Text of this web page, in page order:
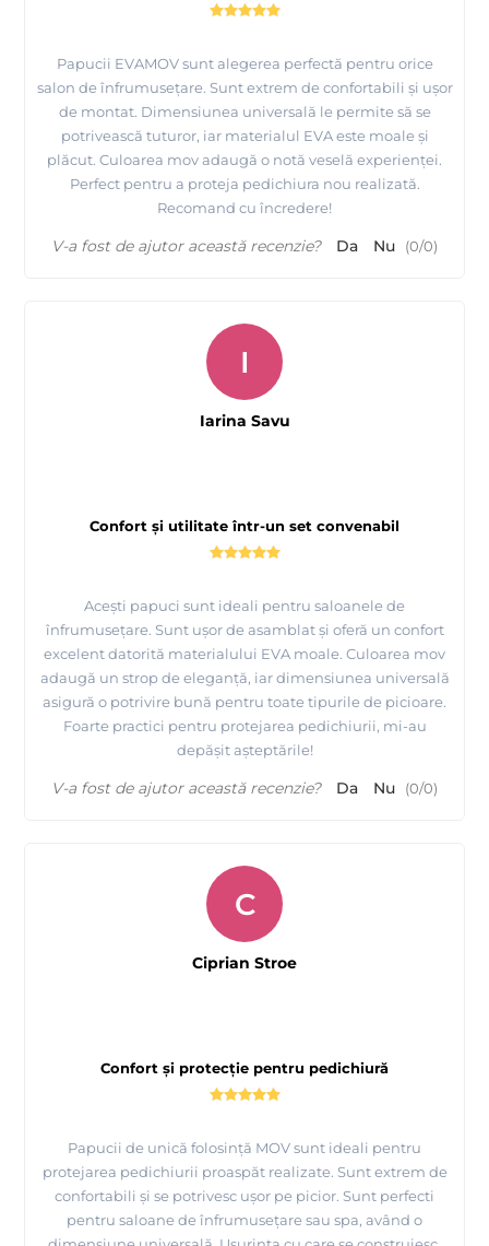
Papucii EVAMOV sunt alegerea perfectă pentru orice
salon de înfrumusețare. Sunt extrem de confortabili și ușor
de montat. Dimensiunea universală le permite să se
potrivească tuturor, iar materialul EVA este moale și
plăcut. Culoarea mov adaugă o notă veselă experienței.
Perfect pentru a proteja pedichiura nou realizată.
Recomand cu încredere!
V-a fost de ajutor această recenzie? Da Nu (0/0)
Confort și utilitate într-un set convenabil
Acești papuci sunt ideali pentru saloanele de
înfrumusețare. Sunt ușor de asamblat și oferă un confort
excelent datorită materialului EVA moale. Culoarea mov
adaugă un strop de eleganță, iar dimensiunea universală
asigură o potrivire bună pentru toate tipurile de picioare.
Foarte practici pentru protejarea pedichiurii, mi-au
depășit așteptările!
I
Iarina Savu
V-a fost de ajutor această recenzie? Da Nu (0/0)
Confort și protecție pentru pedichiură
Papucii de unică folosință MOV sunt ideali pentru
protejarea pedichiurii proaspăt realizate. Sunt extrem de
confortabili și se potrivesc ușor pe picior. Sunt perfecti
pentru saloane de înfrumusețare sau spa, având o
C
Ciprian Stroe